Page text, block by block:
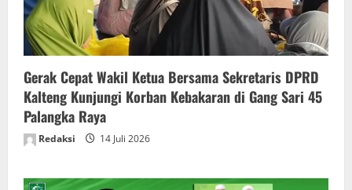
Gerak Cepat Wakil Ketua Bersama Sekretaris DPRD
Kalteng Kunjungi Korban Kebakaran di Gang Sari 45
Palangka Raya
Redaksi 14 Juli 2026